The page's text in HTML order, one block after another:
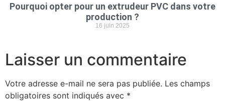
Pourquoi opter pour un extrudeur PVC dans votre
production ?
16 juin 2025
Laisser un commentaire
Votre adresse e-mail ne sera pas publiée. Les champs
obligatoires sont indiqués avec *